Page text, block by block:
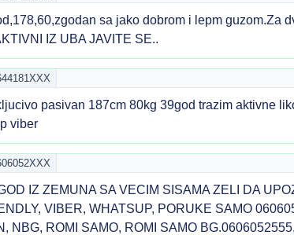
sa jako dobrom i lepm guzom.Za
IZ UBA JAVITE SE..
pasivan 187cm 80kg 39god trazim aktivne
viber
IZ ZEMUNA SA VECIM SISAMA ZELI DA
VIBER, WHATSUP, PORUKE SAMO
NBG, ROMI SAMO, ROMI SAMO